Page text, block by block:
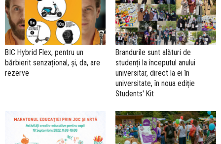
BIC Hybrid Flex, pentru un
bărbierit senzațional, și, da, are
rezerve
Brandurile sunt alături de
studenți la începutul anului
universitar, direct la ei în
universitate, în noua ediție
Students' Kit